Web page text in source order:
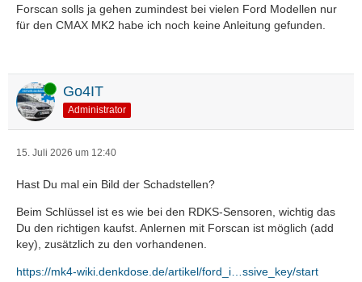
Forscan solls ja gehen zumindest bei vielen Ford Modellen nur
für den CMAX MK2 habe ich noch keine Anleitung gefunden.
Online Go4IT
Administrator
15. Juli 2026 um 12:40
Hast Du mal ein Bild der Schadstellen?
Beim Schlüssel ist es wie bei den RDKS-Sensoren, wichtig das
Du den richtigen kaufst. Anlernen mit Forscan ist möglich (add
key), zusätzlich zu den vorhandenen.
https://mk4-wiki.denkdose.de/artikel/ford_i…ssive_key/start